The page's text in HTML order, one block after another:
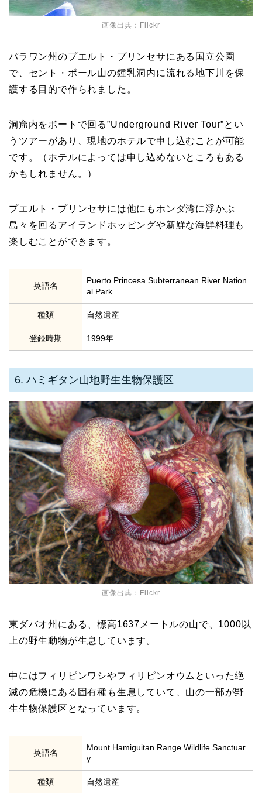
画像出典：Flickr
パラワン州のプエルト・プリンセサにある国立公園
で、セント・ポール山の鍾乳洞内に流れる地下川を保
護する目的で作られました。
洞窟内をボートで回る”Underground River Tour”とい
うツアーがあり、現地のホテルで申し込むことが可能
です。（ホテルによっては申し込めないところもある
かもしれません。）
プエルト・プリンセサには他にもホンダ湾に浮かぶ
島々を回るアイランドホッピングや新鮮な海鮮料理も
楽しむことができます。
英語名
Puerto Princesa Subterranean River Nation
al Park
種類 自然遺産
登録時期 1999年
6. ハミギタン山地野生生物保護区
画像出典：Flickr
東ダバオ州にある、標高1637 メートルの山で、 1000以
上の野生動物が生息しています。
中にはフィリピンワシやフィリピンオウムといった絶
滅の危機にある固有種も生息していて、山の一部が野
生生物保護区となっています。
英語名
Mount Hamiguitan Range Wildlife Sanctuar
y
種類 自然遺産